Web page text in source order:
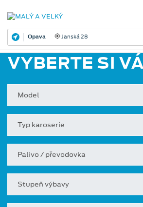
Opava Janská 28
VYBERTE SI
Model
Typ karoserie
Palivo / převodovka
Stupeň výbavy